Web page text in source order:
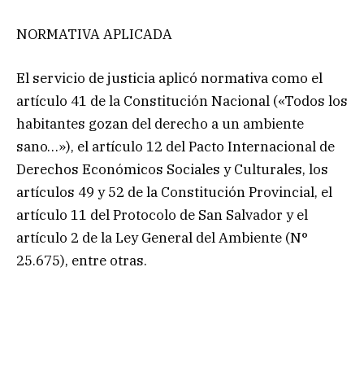
NORMATIVA APLICADA
El servicio de justicia aplicó normativa como el
artículo 41 de la Constitución Nacional («Todos los
habitantes gozan del derecho a un ambiente
sano…»), el artículo 12 del Pacto Internacional de
Derechos Económicos Sociales y Culturales, los
artículos 49 y 52 de la Constitución Provincial, el
artículo 11 del Protocolo de San Salvador y el
artículo 2 de la Ley General del Ambiente (N°
25.675), entre otras.